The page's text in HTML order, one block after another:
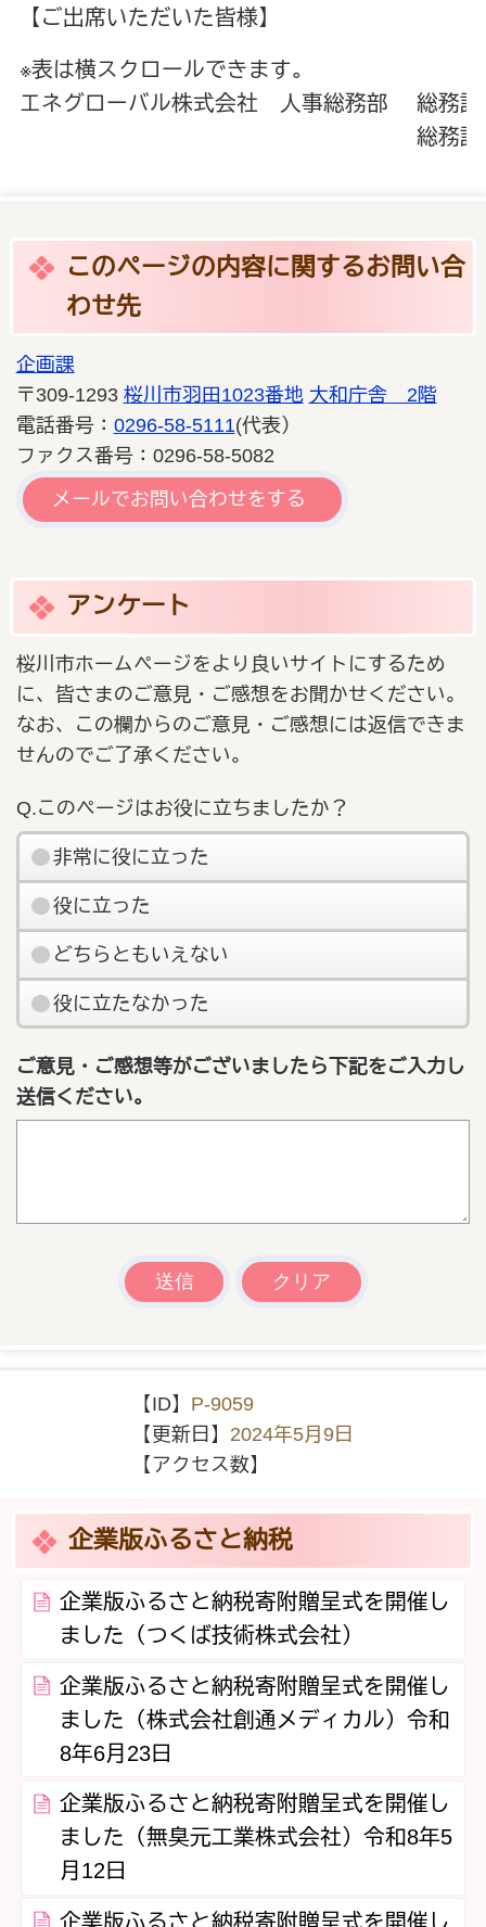
【ご出席いただいた皆様】
※表は横スクロールできます。
エネグローバル株式会社
人事総務部 総務
総務課
このページの内容に関するお問い合
わせ先
企画課
〒309-1293 桜川市羽田1023番地 大和庁舎 2階
電話番号： 0296-58-5111(代表）
ファクス番号：0296-58-5082
メールでお問い合わせをする
アンケート
桜川市ホームページをより良いサイトにするため
に、皆さまのご意見・ご感想をお聞かせください。
なお、この欄からのご意見・ご感想には返信できま
せんのでご了承ください。
Q.このページはお役に立ちましたか？
非常に役に立った
役に立った
どちらともいえない
役に立たなかった
ご意見・ご感想等がございましたら下記をご入力し
送信ください。
【ID】 P-9059
【更新日】 2024年5月9日
【アクセス数】
企業版ふるさと納税
企業版ふるさと納税寄附贈呈式を開催し
ました（つくば技術株式会社）
企業版ふるさと納税寄附贈呈式を開催し
ました（株式会社創通メディカル）令和
8年6月23日
企業版ふるさと納税寄附贈呈式を開催し
ました（無臭元工業株式会社）令和8年5
月12日
企業版ふるさと納税寄附贈呈式を開催し